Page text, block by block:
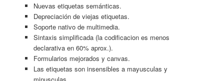
Nuevas etiquetas semánticas.
Depreciación de viejas etiquetas.
Soporte nativo de multimedia.
Sintaxis simplificada (la codificacion es menos
declarativa en 60% aprox.).
Formularios mejorados y canvas.
Las etiquetas son insensibles a mayusculas y